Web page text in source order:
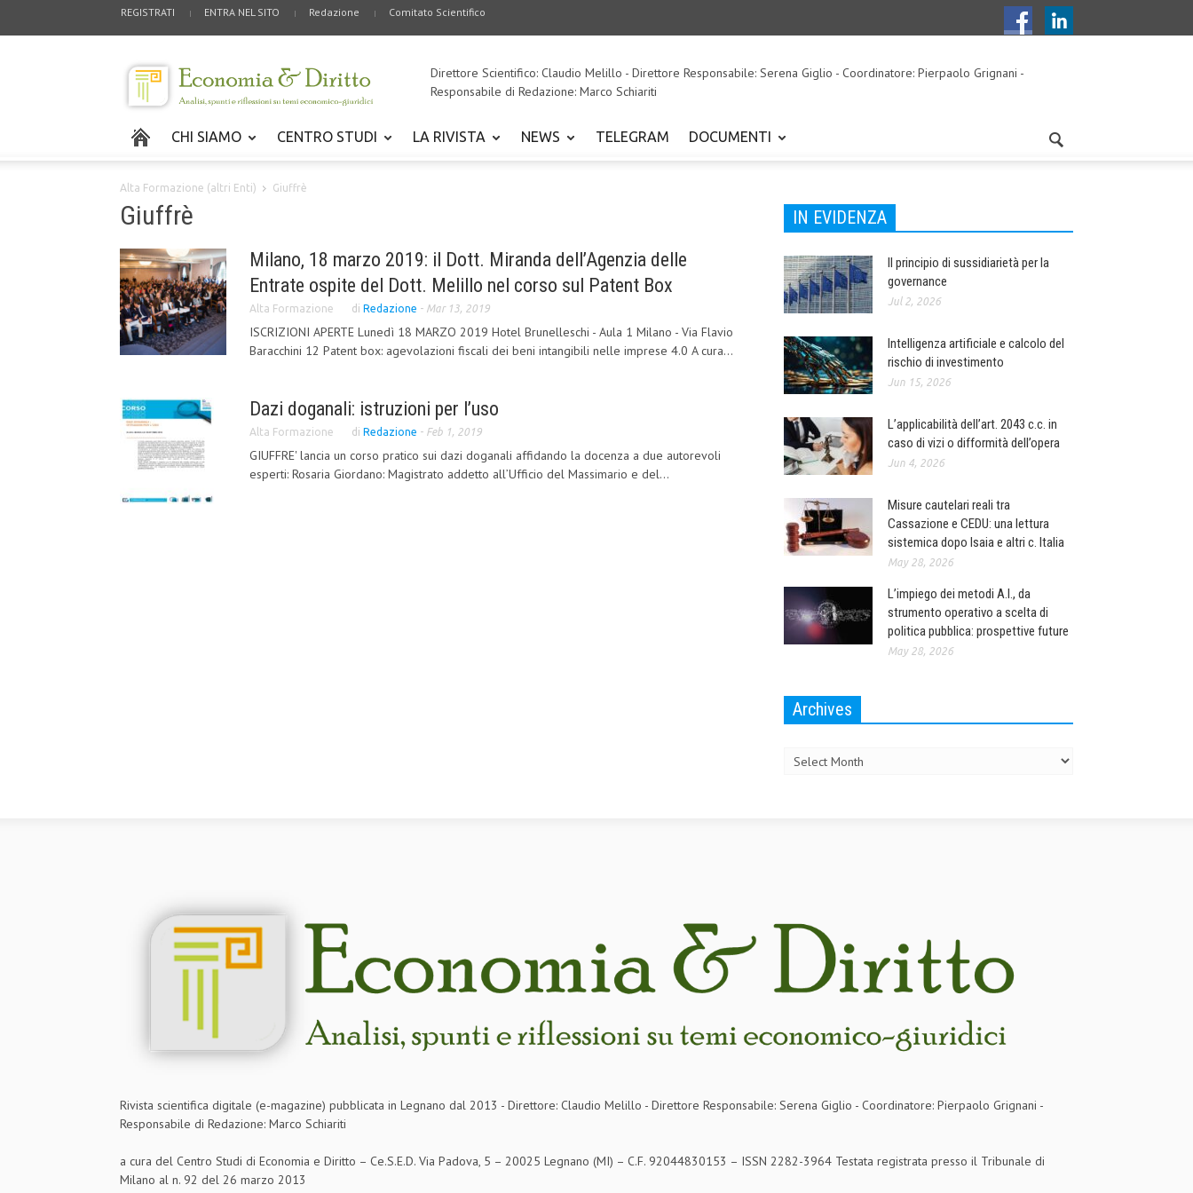
REGISTRATI ENTRA NEL SITO Redazione Comitato Scientifico
Direttore Scientifico: Claudio Melillo - Direttore Responsabile: Serena Giglio - Coordinatore: Pierpaolo Grignani -
Responsabile di Redazione: Marco Schiariti
CHI SIAMO CENTRO STUDI LA RIVISTA NEWS TELEGRAM DOCUMENTI
Alta Formazione (altri Enti) Giuffrè
Giuffrè
Milano, 18 marzo 2019: il Dott. Miranda dell’Agenzia delle
Entrate ospite del Dott. Melillo nel corso sul Patent Box
Alta Formazione di Redazione - Mar 13, 2019
ISCRIZIONI APERTE Lunedì 18 MARZO 2019 Hotel Brunelleschi - Aula 1 Milano - Via Flavio
Baracchini 12 Patent box: agevolazioni fiscali dei beni intangibili nelle imprese 4.0 A cura...
Dazi doganali: istruzioni per l’uso
Alta Formazione di Redazione - Feb 1, 2019
GIUFFRE' lancia un corso pratico sui dazi doganali affidando la docenza a due autorevoli
esperti: Rosaria Giordano: Magistrato addetto all’Ufficio del Massimario e del...
IN EVIDENZA
Il principio di sussidiarietà per la
governance
Jul 2, 2026
Intelligenza artificiale e calcolo del
rischio di investimento
Jun 15, 2026
L’applicabilità dell’art. 2043 c.c. in
caso di vizi o difformità dell’opera
Jun 4, 2026
Misure cautelari reali tra
Cassazione e CEDU: una lettura
sistemica dopo Isaia e altri c. Italia
May 28, 2026
L’impiego dei metodi A.I., da
strumento operativo a scelta di
politica pubblica: prospettive future
May 28, 2026
Archives
Rivista scientifica digitale (e-magazine) pubblicata in Legnano dal 2013 - Direttore: Claudio Melillo - Direttore Responsabile: Serena Giglio - Coordinatore: Pierpaolo Grignani -
Responsabile di Redazione: Marco Schiariti
a cura del Centro Studi di Economia e Diritto – Ce.S.E.D. Via Padova, 5 – 20025 Legnano (MI) – C.F. 92044830153 – ISSN 2282-3964 Testata registrata presso il Tribunale di
Milano al n. 92 del 26 marzo 2013